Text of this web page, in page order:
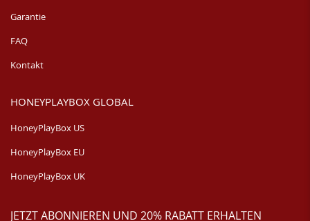
Garantie
FAQ
Kontakt
HONEYPLAYBOX GLOBAL
HoneyPlayBox US
HoneyPlayBox EU
HoneyPlayBox UK
JETZT ABONNIEREN UND 20% RABATT ERHALTEN